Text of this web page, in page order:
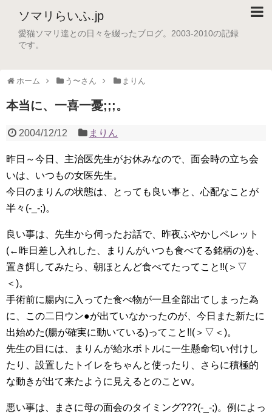
ソマリらいふ.jp
愛猫ソマリ達との日々を綴ったブログ。2003-2010の記録
です。
ホーム う〜さん まりん
本当に、一喜一憂;;;。
2004/12/12 まりん
昨日～今日、主治医先生がお休みなので、面会時の立ち会
いは、いつもの女医先生。
今日のまりんの状態は、とっても良い事と、心配なことが
半々(-_-;)。
良い事は、先生から伺ったお話で、昨夜ふやかしペレット
(←昨日差し入れした、まりんがいつも食べてる銘柄の)を、
置き餌してみたら、朝ほとんど食べてたってこと!!(＞▽
＜)。
手術前に腸内に入ってた食べ物が一旦全部出てしまった為
に、この二日ウン●が出ていなかったのが、今日また新たに
出始めた(腸が確実に動いている)ってこと!!(＞▽＜)。
先生の目には、まりんが給水ボトルに一生懸命匂い付けし
たり、設置したトイレをちゃんと使ったり、さらに積極的
な動きが出て来たように見えるとのことvv。
悪い事は、まさに母の面会のタイミング???(-_-;)。例によっ